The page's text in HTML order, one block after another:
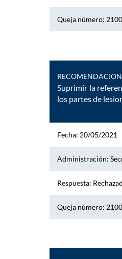
Queja número:
Suprimir la
los partes de
Fecha: 20/05/2021
Administración:
Respuesta:
Queja número: